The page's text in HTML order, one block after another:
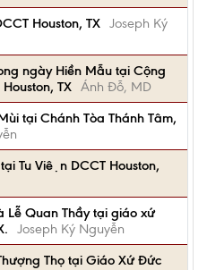
Houston, TX Joseph Ký
ngày Hiền Mẫu tại Cộng
TX Ánh Đỗ, MD
tại Chánh Tòa Thánh Tâm,
Tu Viện DCCT Houston,
Quan Thầy tại giáo xứ
Joseph Ký Nguyễn
Thọ tại Giáo Xứ Đức